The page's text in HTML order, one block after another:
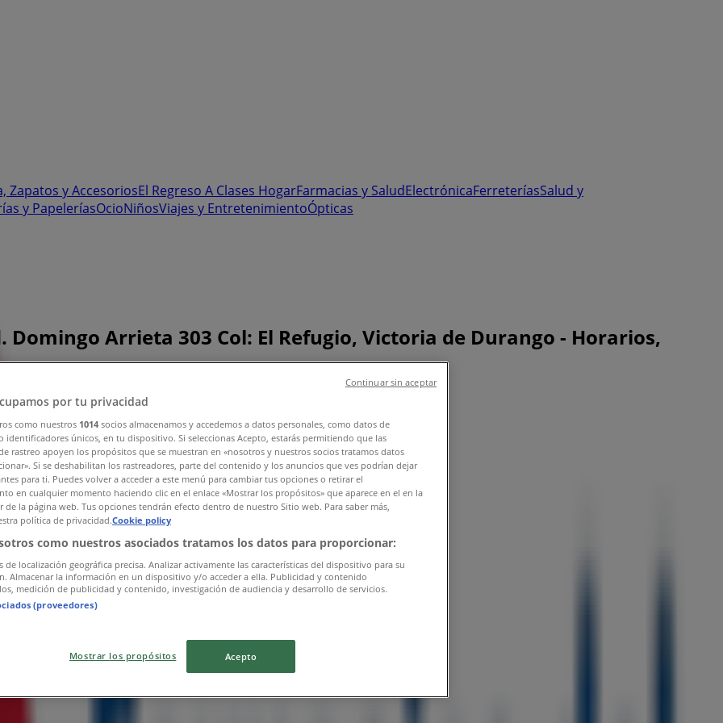
Zapatos y AccesoriosEl Regreso A Clases HogarFarmacias y SaludElectrónicaFerreteríasSalud y
y PapeleríasOcioNiñosViajes y EntretenimientoÓpticas
Arrieta 303 Col: El Refugio, Victoria de Durango - Horarios,
El Refugio
por tu privacidad
como nuestros 1014 socios almacenamos y accedemos a datos personales, como datos de
identificadores únicos, en tu dispositivo. Si seleccionas Acepto, estarás permitiendo que las
rastreo apoyen los propósitos que se muestran en «nosotros y nuestros socios tratamos datos
Si se deshabilitan los rastreadores, parte del contenido y los anuncios que ves podrían dejar
para ti. Puedes volver a acceder a este menú para cambiar tus opciones o retirar el
en cualquier momento haciendo clic en el enlace «Mostrar los propósitos» que aparece en el en la
de la página web. Tus opciones tendrán efecto dentro de nuestro Sitio web. Para saber más,
política de privacidad.Cookie policy
como nuestros asociados tratamos los datos para proporcionar:
de localización geográfica precisa. Analizar activamente las características del dispositivo para su
Almacenar la información en un dispositivo y/o acceder a ella. Publicidad y contenido
medición de publicidad y contenido, investigación de audiencia y desarrollo de servicios.
(proveedores)
Mostrar los propósitos Acepto
Continuar sin aceptar